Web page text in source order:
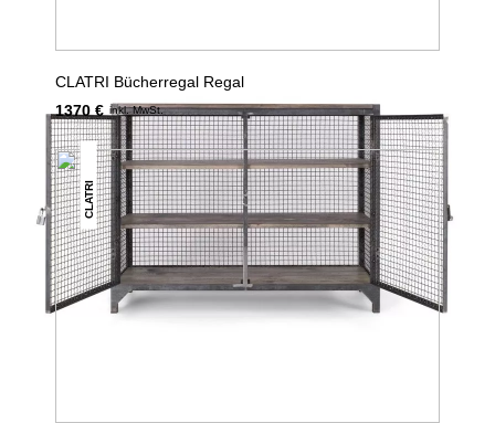
CLATRI Bücherregal Regal
1370 € inkl. MwSt.
CLATRI